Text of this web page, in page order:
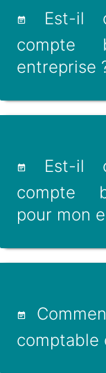
Est-il
compte
entreprise
Est-il
compte
pour mon
comptable